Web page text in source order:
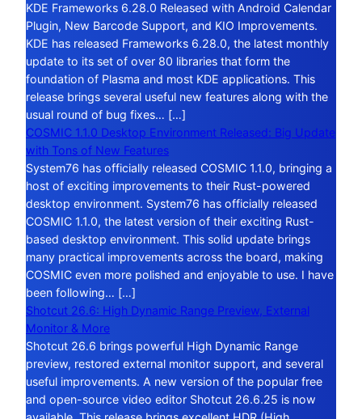
KDE Frameworks 6.28.0 Released with Android Calendar
Plugin, New Barcode Support, and KIO Improvements.
KDE has released Frameworks 6.28.0, the latest monthly
update to its set of over 80 libraries that form the
foundation of Plasma and most KDE applications. This
release brings several useful new features along with the
usual round of bug fixes… […]
COSMIC 1.1.0 Desktop Environment Released: Big Update
with Tons of New Features
System76 has officially released COSMIC 1.1.0, bringing a
host of exciting improvements to their Rust-powered
desktop environment. System76 has officially released
COSMIC 1.1.0, the latest version of their exciting Rust-
based desktop environment. This solid update brings
many practical improvements across the board, making
COSMIC even more polished and enjoyable to use. I have
been following… […]
Shotcut 26.6: High Dynamic Range Preview, External
Monitor & More
Shotcut 26.6 brings powerful High Dynamic Range
preview, restored external monitor support, and several
useful improvements. A new version of the popular free
and open-source video editor Shotcut 26.6.25 is now